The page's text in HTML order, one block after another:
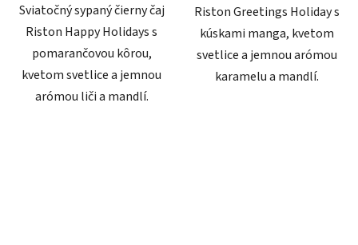
Sviatočný sypaný čierny čaj
Riston Happy Holidays s
pomarančovou kôrou,
kvetom svetlice a jemnou
arómou liči a mandlí.
Riston Greetings Holiday s
kúskami manga, kvetom
svetlice a jemnou arómou
karamelu a mandlí.